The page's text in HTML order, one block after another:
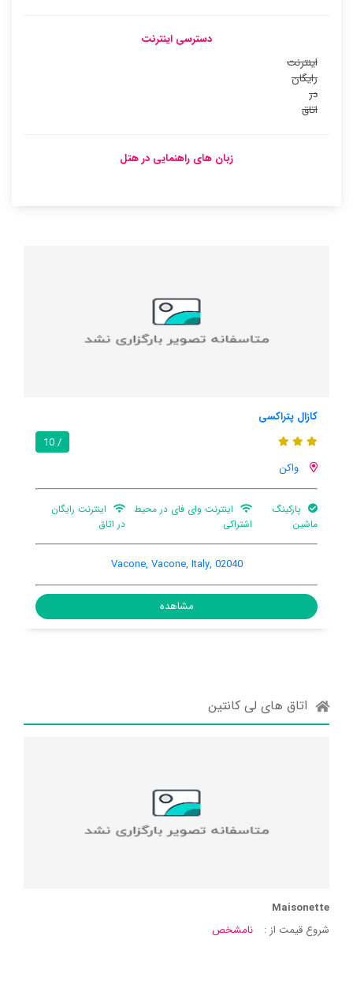
دسترسی اینترنت
اینترنت
رایگان
در
اتاق
زبان های راهنمایی در هتل
در محیط
اینترنت رایگان
در اتاق
پارکینگ ماشین
Vacone, Italy, 02040
مشاهده
اتاق های لی کانتین
Maisonette
شروع قیمت از :
نامشخص